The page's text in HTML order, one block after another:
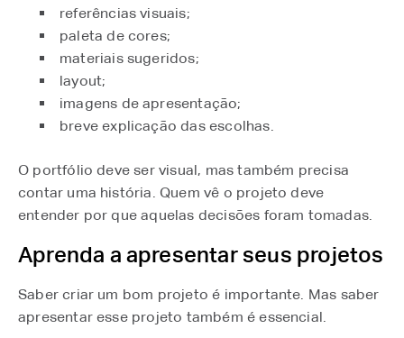
referências visuais;
paleta de cores;
materiais sugeridos;
layout;
imagens de apresentação;
breve explicação das escolhas.
O portfólio deve ser visual, mas também precisa
contar uma história. Quem vê o projeto deve
entender por que aquelas decisões foram tomadas.
Aprenda a apresentar seus projetos
Saber criar um bom projeto é importante. Mas saber
apresentar esse projeto também é essencial.